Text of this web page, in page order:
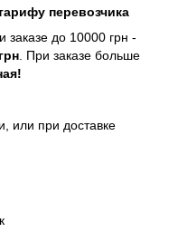
перевозчика
заказе до 10000 грн -
. При заказе больше
или при доставке